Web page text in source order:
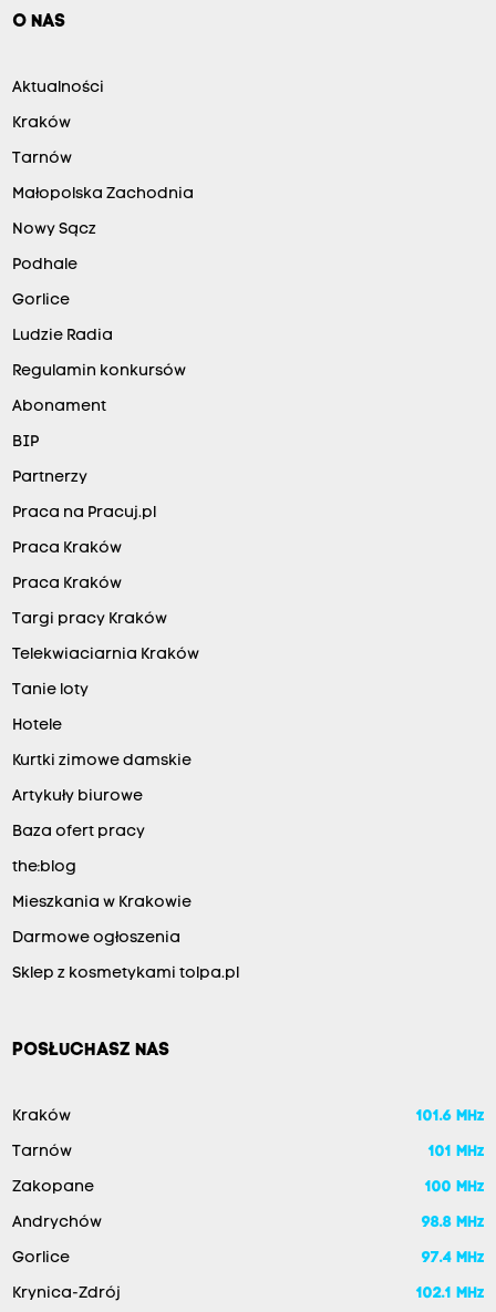
O NAS
Aktualności
Kraków
Tarnów
Małopolska Zachodnia
Nowy Sącz
Podhale
Gorlice
Ludzie Radia
Regulamin konkursów
Abonament
BIP
Partnerzy
Praca na Pracuj.pl
Praca Kraków
Praca Kraków
Targi pracy Kraków
Telekwiaciarnia Kraków
Tanie loty
Hotele
Kurtki zimowe damskie
Artykuły biurowe
Baza ofert pracy
the:blog
Mieszkania w Krakowie
Darmowe ogłoszenia
Sklep z kosmetykami tolpa.pl
POSŁUCHASZ NAS
Kraków 101.6 MHz
Tarnów 101 MHz
Zakopane 100 MHz
Andrychów 98.8 MHz
Gorlice 97.4 MHz
Krynica-Zdrój 102.1 MHz